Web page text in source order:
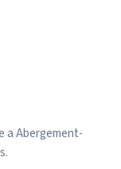
a Abergement-